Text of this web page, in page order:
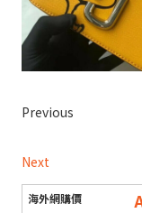
Previous
Next